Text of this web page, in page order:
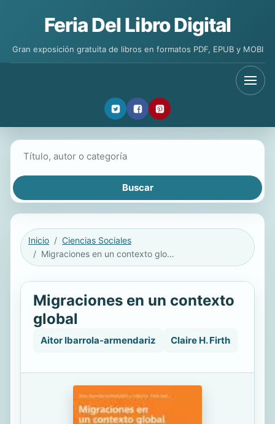
Feria Del Libro Digital
Gran exposición gratuita de libros en formatos PDF, EPUB y MOBI
Inicio
Ciencias Sociales
Migraciones en un contexto global
Migraciones en un contexto
global
Aitor Ibarrola-armendariz Claire H. Firth